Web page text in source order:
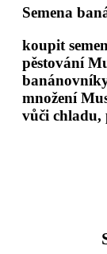
Semena
koupit
pěstování
množení
vůči chladu,